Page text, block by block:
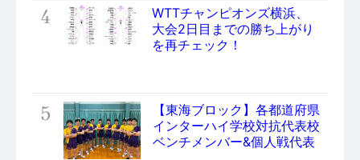
4
WTTチャンピオンズ横浜、
大会2日目までの勝ち上がり
を再チェック！
5
【東海ブロック】各都道府県
インターハイ学校対抗代表校
ベンチメンバー&個人戦代表